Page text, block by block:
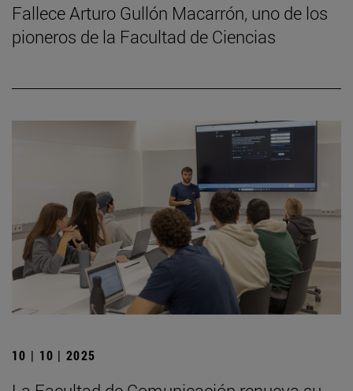
Fallece Arturo Gullón Macarrón, uno de los
pioneros de la Facultad de Ciencias
10 | 10 | 2025